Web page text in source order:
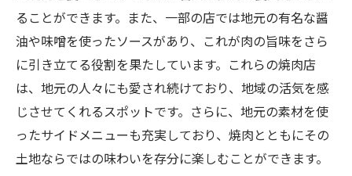
ることができます。また、一部の店では地元の有名な醤
油や味噌を使ったソースがあり、これが肉の旨味をさら
に引き立てる役割を果たしています。これらの焼肉店
は、地元の人々にも愛され続けており、地域の活気を感
じさせてくれるスポットです。さらに、地元の素材を使
ったサイドメニューも充実しており、焼肉とともにその
土地ならではの味わいを存分に楽しむことができます。